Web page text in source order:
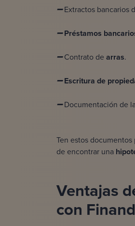
➖Extractos bancarios
➖ Préstamos
➖Contrato de arras.
➖ Escritura de
➖Documentación de
Ten estos
de encontrar una
Ventajas
con